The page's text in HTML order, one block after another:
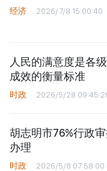
经济 2026/7/8 15:00:40
人民的满意度是各
成效的衡量标准
时政 2026/5/28
胡志明市76%行政
办理
时政 2026/5/8 07:58:00